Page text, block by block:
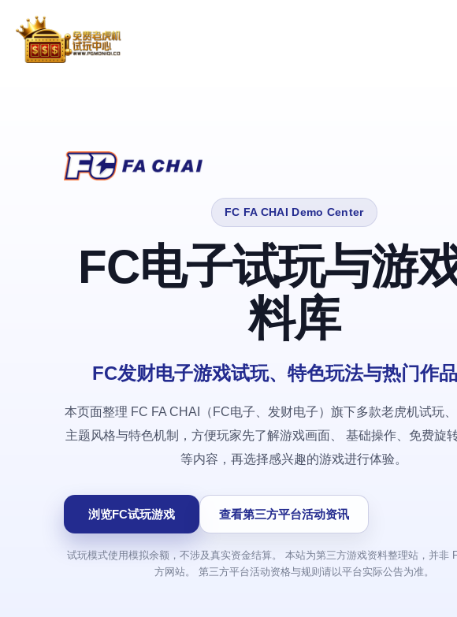
FC FA CHAI Demo Center
FC电子试玩与游
料库
FC发财电子游戏试玩、特色玩法与热门作
本页面整理 FC FA CHAI（FC电子、发财电子）旗下多款老虎机试玩、
主题风格与特色机制，方便玩家先了解游戏画面、 基础操作、免费旋
等内容，再选择感兴趣的游戏进行体验。
浏览FC试玩游戏 查看第三方平台活动资讯
试玩模式使用模拟余额，不涉及真实资金结算。 本站为第三方游戏资料整理站，并非
方网站。 第三方平台活动资格与规则请以平台实际公告为准。